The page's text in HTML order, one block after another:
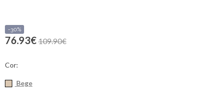
-30%
76.93€ 109.90€
Cor:
Bege